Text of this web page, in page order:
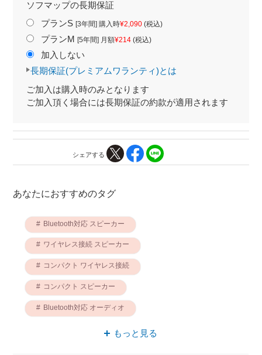
ソフマップの長期保証
プランS [3年間] 購入時¥2,090(税込)
プランM [5年間] 月額¥214(税込)
加入しない
長期保証(プレミアムワランティ)とは
ご加入は購入時のみとなります
ご加入頂く場合には長期保証の約款が適用されます
シェアする
あなたにおすすめのタグ
Bluetooth対応 スピーカー
ワイヤレス接続 スピーカー
コンパクト ワイヤレス接続
コンパクト スピーカー
Bluetooth対応 オーディオ
アクティブスピーカー Bluetooth対応
もっと見る